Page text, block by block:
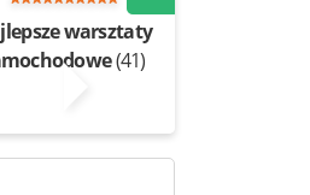
warsztaty
(41)